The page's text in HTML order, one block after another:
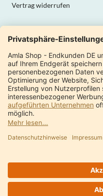
Vertrag widerrufen
Produktkatalog
Über uns
Moderne Manufaktur
Qualität & Sicherheit
Kontakt
Ayurveda Anbieterverzeichnis
Was ist Ayurveda?